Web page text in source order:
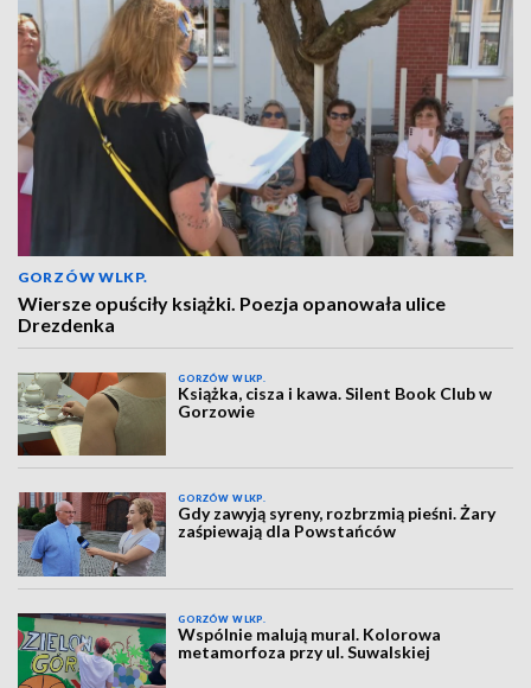
GORZÓW WLKP.
Wiersze opuściły książki. Poezja opanowała ulice
Drezdenka
GORZÓW WLKP.
Książka, cisza i kawa. Silent Book Club w
Gorzowie
GORZÓW WLKP.
Gdy zawyją syreny, rozbrzmią pieśni. Żary
zaśpiewają dla Powstańców
GORZÓW WLKP.
Wspólnie malują mural. Kolorowa
metamorfoza przy ul. Suwalskiej